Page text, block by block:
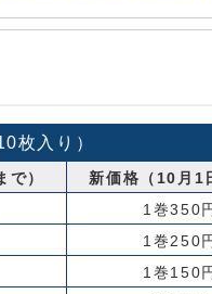
枚入り）
で）
新価格（10月1
1巻350
1巻250
1巻150